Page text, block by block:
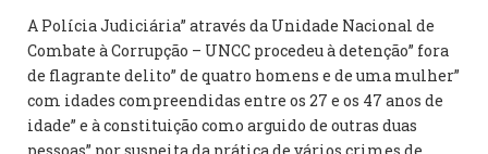
A Polícia Judiciária” através da Unidade Nacional de
Combate à Corrupção – UNCC procedeu à detenção” fora
de flagrante delito” de quatro homens e de uma mulher”
com idades compreendidas entre os 27 e os 47 anos de
idade” e à constituição como arguido de outras duas